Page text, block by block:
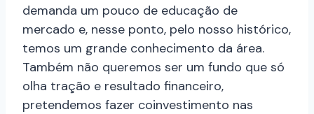
demanda um pouco de educação de
mercado e, nesse ponto, pelo nosso histórico,
temos um grande conhecimento da área.
Também não queremos ser um fundo que só
olha tração e resultado financeiro,
pretendemos fazer coinvestimento nas